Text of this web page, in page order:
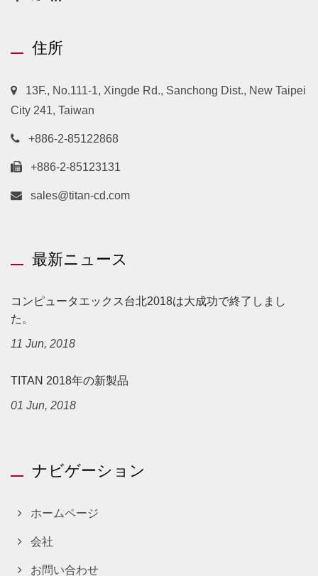
住所
13F., No.111-1, Xingde Rd., Sanchong Dist., New Taipei
City 241, Taiwan
+886-2-85122868
+886-2-85123131
sales@titan-cd.com
最新ニュース
コンピュータエックス台北2018は大成功で終了しまし
た。
11 Jun, 2018
TITAN 2018年の新製品
01 Jun, 2018
ナビゲーション
ホームページ
会社
お問い合わせ